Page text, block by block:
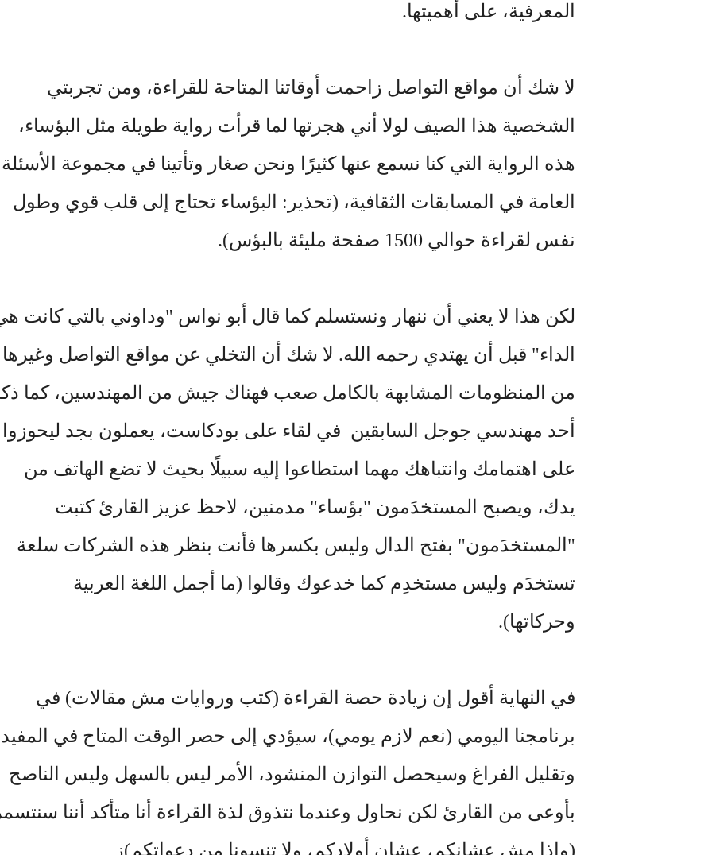
المعرفية، على أهميتها.
لا شك أن مواقع التواصل زاحمت أوقاتنا المتاحة للقراءة، ومن تجربتي
الشخصية هذا الصيف لولا أني هجرتها لما قرأت رواية طويلة مثل البؤساء،
هذه الرواية التي كنا نسمع عنها كثيرًا ونحن صغار وتأتينا في مجموعة الأسئلة
العامة في المسابقات الثقافية، (تحذير: البؤساء تحتاج إلى قلب قوي وطول
نفس لقراءة حوالي 1500 صفحة مليئة بالبؤس).
لكن هذا لا يعني أن ننهار ونستسلم كما قال أبو نواس "وداوني بالتي كانت
الداء" قبل أن يهتدي رحمه الله. لا شك أن التخلي عن مواقع التواصل وغيرها
من المنظومات المشابهة بالكامل صعب فهناك جيش من المهندسين، كما
أحد مهندسي جوجل السابقين في لقاء على بودكاست، يعملون بجد ليحوزوا
على اهتمامك وانتباهك مهما استطاعوا إليه سبيلًا بحيث لا تضع الهاتف من
يدك، ويصبح المستخدَمون "بؤساء" مدمنين، لاحظ عزيز القارئ كتبت
"المستخدَمون" بفتح الدال وليس بكسرها فأنت بنظر هذه الشركات سلعة
تستخدَم وليس مستخدِم كما خدعوك وقالوا (ما أجمل اللغة العربية
وحركاتها).
في النهاية أقول إن زيادة حصة القراءة (كتب وروايات مش مقالات) في
برنامجنا اليومي (نعم لازم يومي)، سيؤدي إلى حصر الوقت المتاح في المفيد
وتقليل الفراغ وسيحصل التوازن المنشود، الأمر ليس بالسهل وليس الناصح
بأوعى من القارئ لكن نحاول وعندما نتذوق لذة القراءة أنا متأكد أننا
(وإذا مش عشانكم، عشان أولادكم، ولا تنسونا من دعواتكم)ز